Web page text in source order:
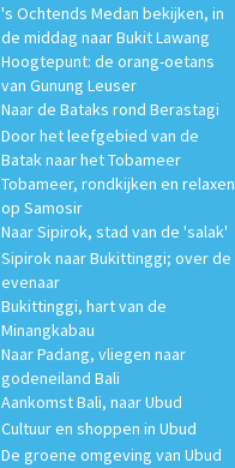
's Ochtends Medan bekijken, in
de middag naar Bukit Lawang
Hoogtepunt: de orang-oetans
van Gunung Leuser
Naar de Bataks rond Berastagi
Door het leefgebied van de
Batak naar het Tobameer
Tobameer, rondkijken en relaxen
op Samosir
Naar Sipirok, stad van de 'salak'
Sipirok naar Bukittinggi; over de
evenaar
Bukittinggi, hart van de
Minangkabau
Naar Padang, vliegen naar
godeneiland Bali
Aankomst Bali, naar Ubud
Cultuur en shoppen in Ubud
De groene omgeving van Ubud